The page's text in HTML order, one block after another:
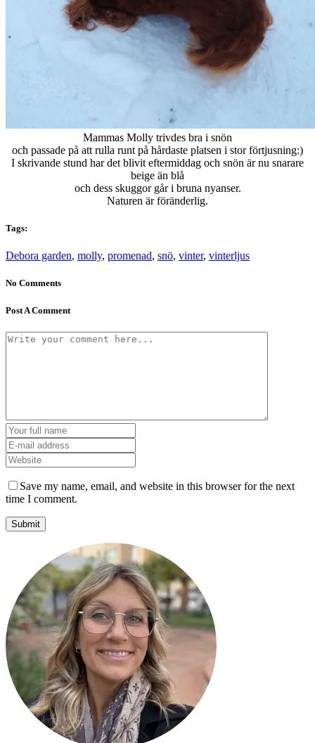
Mammas Molly trivdes bra i snön
och passade på att rulla runt på hårdaste platsen i stor förtjusning:)
I skrivande stund har det blivit eftermiddag och snön är nu snarare
beige än blå
och dess skuggor går i bruna nyanser.
Naturen är föränderlig.
Tags:
Debora garden, molly, promenad, snö, vinter, vinterljus
No Comments
Post A Comment
Save my name, email, and website in this browser for the next
time I comment.